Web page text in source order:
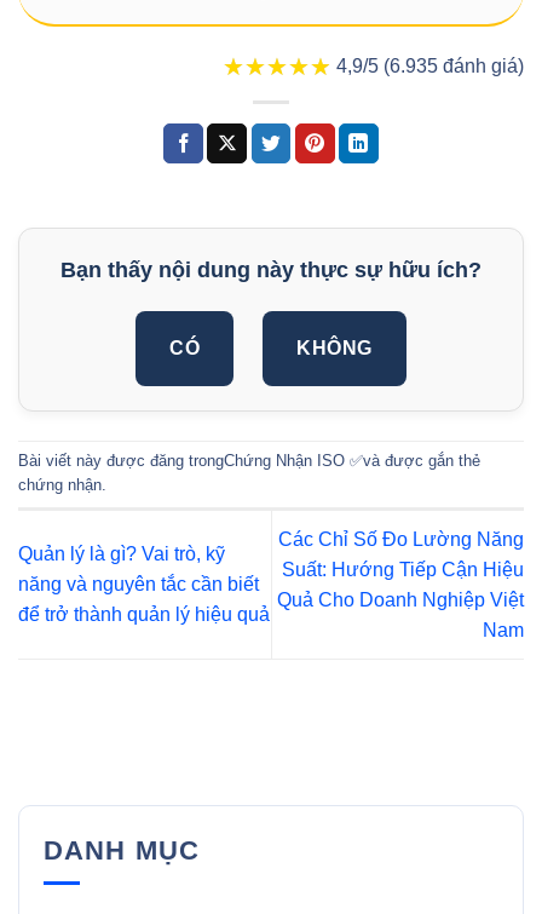
★★★★★
★★★★★ 4,9/5 (6.935 đánh giá)
Bạn thấy nội dung này thực sự hữu ích?
CÓ KHÔNG
Bài viết này được đăng trongChứng Nhận ISO ✅và được gắn thẻ
chứng nhận.
Quản lý là gì? Vai trò, kỹ
năng và nguyên tắc cần biết
để trở thành quản lý hiệu quả
Các Chỉ Số Đo Lường Năng
Suất: Hướng Tiếp Cận Hiệu
Quả Cho Doanh Nghiệp Việt
Nam
DANH MỤC